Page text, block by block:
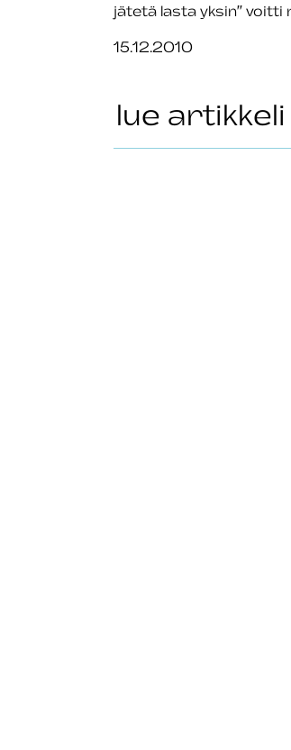
jätetä lasta yksin”
15.12.2010
lue artikkeli